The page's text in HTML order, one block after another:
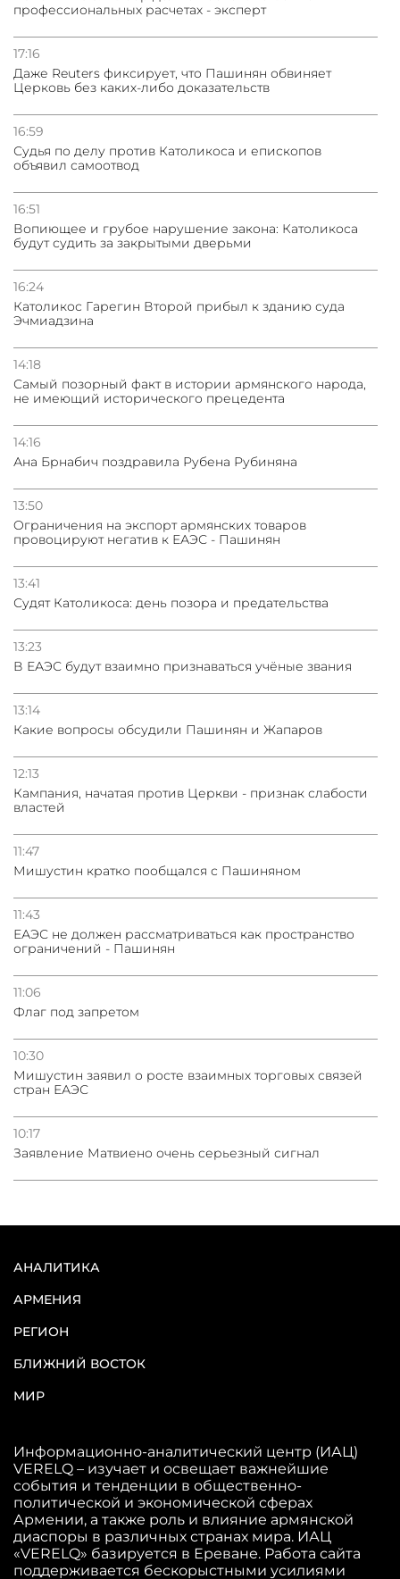
профессиональных расчетах - эксперт
17:16
Даже Reuters фиксирует, что Пашинян обвиняет
Церковь без каких-либо доказательств
16:59
Судья по делу против Католикоса и епископов
объявил самоотвод
16:51
Вопиющее и грубое нарушение закона: Католикоса
будут судить за закрытыми дверьми
16:24
Католикос Гарегин Второй прибыл к зданию суда
Эчмиадзина
14:18
Самый позорный факт в истории армянского народа,
не имеющий исторического прецедента
14:16
Ана Брнабич поздравила Рубена Рубиняна
13:50
Oграничения на экспорт армянских товаров
провоцируют негатив к ЕАЭС - Пашинян
13:41
Судят Католикоса: день позора и предательства
13:23
В ЕАЭС будут взаимно признаваться учёные звания
13:14
Какие вопросы обсудили Пашинян и Жапаров
12:13
Кампания, начатая против Церкви - признак слабости
властей
11:47
Мишустин кратко пообщался с Пашиняном
11:43
ЕАЭС не должен рассматриваться как пространство
ограничений - Пашинян
11:06
Флаг под запретом
10:30
Мишустин заявил о росте взаимных торговых связей
стран ЕАЭС
10:17
Заявление Матвиено очень серьезный сигнал
31.07.2026
Сотрудничество и очереди – детали визита главы
погрануправления СНБ Армении в Тбилиси
АНАЛИТИКА
АРМЕНИЯ
РЕГИОН
БЛИЖНИЙ ВОСТОК
МИР
Информационно-аналитический центр (ИАЦ)
VERELQ – изучает и освещает важнейшие
события и тенденции в общественно-
политической и экономической сферах
Армении, а также роль и влияние армянской
диаспоры в различных странах мира. ИАЦ
«VERELQ» базируется в Ереване. Работа сайта
поддерживается бескорыстными усилиями